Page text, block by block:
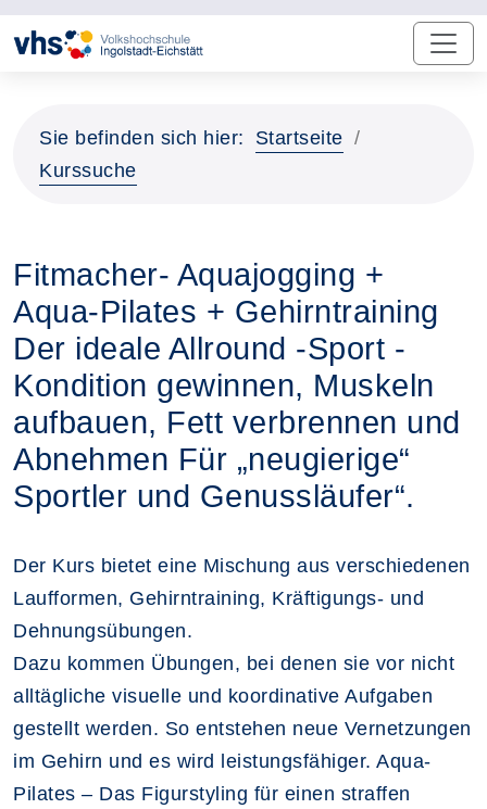
Sie befinden sich hier:
Startseite
Kurssuche
Fitmacher- Aquajogging +
Aqua-Pilates + Gehirntraining
Der ideale Allround -Sport -
Kondition gewinnen, Muskeln
aufbauen, Fett verbrennen und
Abnehmen Für „neugierige“
Sportler und Genussläufer“.
Der Kurs bietet eine Mischung aus verschiedenen
Laufformen, Gehirntraining, Kräftigungs- und
Dehnungsübungen.
Dazu kommen Übungen, bei denen sie vor nicht
alltägliche visuelle und koordinative Aufgaben
gestellt werden. So entstehen neue Vernetzungen
im Gehirn und es wird leistungsfähiger. Aqua-
Pilates – Das Figurstyling für einen straffen